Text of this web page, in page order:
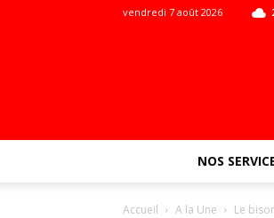
vendredi 7 août 2026
NOS
Accueil A la Une Le